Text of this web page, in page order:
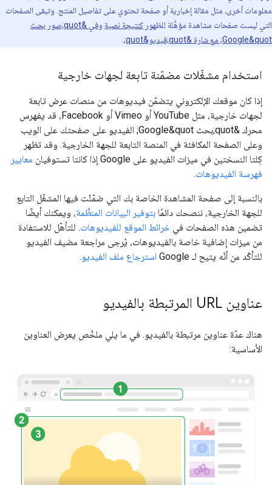
معلومات أخرى، مثل مقالة إخبارية أو صفحة تحتوي على تفاصيل المنتج. وتبقى الصفحات
التي ليست صفحات مشاهدة مؤهَّلة للظهور كنتيجة نصية و
في &quot;صور بحث
Google&quot; مع شارة &quot;فيديو&quot;
استخدام مشغّلات مضمّنة تابعة لجهات خارجية
إذا كان موقعك الإلكتروني يتضمّن فيديوهات من منصات عرض تابعة
لجهات خارجية، مثل YouTube أو Vimeo أو Facebook، قد يفهرس
محرك &quot;بحث Google&quot; الفيديو على صفحتك على الويب
وعلى الصفحة المكافئة في المنصة التابعة للجهة الخارجية. وقد تظهر
كِلتا النسختين في ميزات الفيديو على Google إذا كانتا تستوفيان
معايير
فهرسة الفيديوهات.
بالنسبة إلى صفحة المشاهدة الخاصة بك التي ضمّنْت فيها المشغّل التابع
للجهة الخارجية، ننصحك دائمًا بتوفير البيانات المنظَّمة، ويمكنك أيضًا
تضمين هذه الصفحات في خرائط الموقع للفيديوهات. للتأهّل للاستفادة
من ميزات إضافية خاصة بالفيديوهات، يُرجى مراجعة مضيف الفيديو
للتأكّد من أنّه يتيح لـ Google
استرجاع ملف الفيديو.
عناوين URL المرتبطة بالفيديو
هناك عدّة عناوين مرتبطة بالفيديو. في ما يلي ملخّص يعرض العناوين
الأساسية: